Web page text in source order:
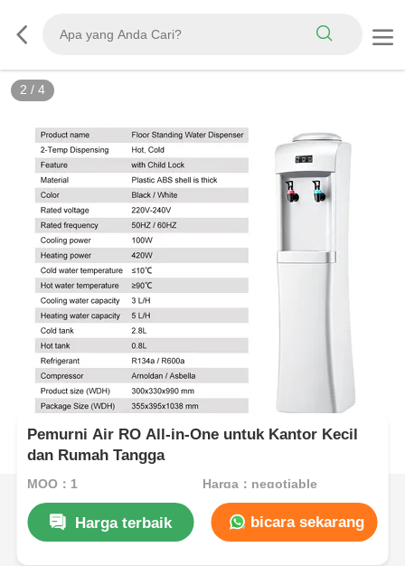
2 / 4
Pemurni Air RO All-in-One untuk Kantor Kecil
dan Rumah Tangga
MOQ：1 Harga：negotiable
Harga terbaik bicara sekarang